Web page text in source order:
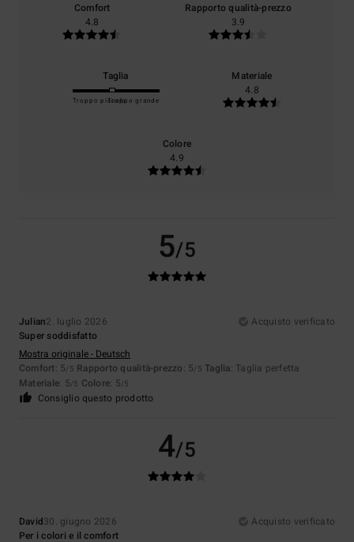
Comfort
4.8
Rapporto qualità-prezzo
3.9
Taglia
Troppo piccoloTroppo grande
Materiale
4.8
Colore
4.9
5/5
Julian2. luglio 2026
Acquisto verificato
Super soddisfatto
Mostra originale - Deutsch
Comfort: 5/5 Rapporto qualità-prezzo: 5/5 Taglia: Taglia perfetta
Materiale: 5/5 Colore: 5/5
Consiglio questo prodotto
4/5
David30. giugno 2026
Acquisto verificato
Per i colori e il comfort